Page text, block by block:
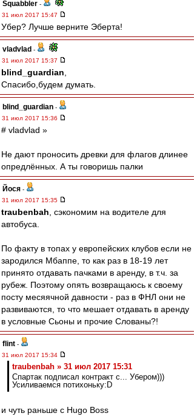
Squabbler -
31 июл 2017 15:47
Убер? Лучше верните Эберта!
vladvlad -
31 июл 2017 15:37
blind_guardian
Спасибо,будем думать.
blind_guardian -
31 июл 2017 15:36
# vladvlad »
Не дают проносить древки для флагов длинее
опредлённых. А ты говоришь палки
Йося -
31 июл 2017 15:35
traubenbah , сэкономим на водителе для
автобуса.
По факту в топах у европейских клубов если не
зародился Мбаппе, то как раз в 18-19 лет
принято отдавать пачками в аренду, в т.ч. за
рубеж. Поэтому опять возвращаюсь к своему
посту месяячной давности - раз в ФНЛ они не
развиваются, то что мешает отдавать в аренду
в условные Сьоны и прочие Слованы?!
flint -
31 июл 2017 15:34
traubenbah » 31 июл 2017 15:31
Спартак подписал контракт с... Убером)))
Усиливаемся потихоньку:D
и чуть раньше с Hugo Boss